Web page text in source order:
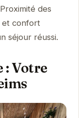
des
et confort
séjour réussi.
: Votre